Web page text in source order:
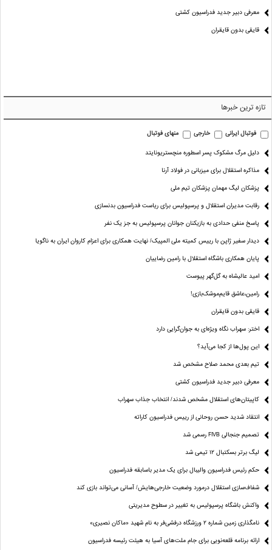
معرفی دبیر جدید فدراسیون کشتی
قایقی بدون قایقران
تازه ترین خبرها
فوتبال ایرانی خارجی منهای فوتبال
دلیل مرگ مشکوک پسر اسطوره منچستریونایتد
مذاکره استقلال برای میزبانی در فولاد آرنا
پزشکان لیگ مهمان پزشکان تیم ملی
رقابت مدیران استقلال و پرسپولیس برای ریاست فدراسیون بدنسازی
پاسخ منفی حدادی به بازیکنان جوانان پرسپولیس به جز یک نفر
دیدار سفیر ژاپن با رییس کمیته ملی المپیک/ نهایت همکاری برای اعزام کاروان ایران به ناگویا
پایان همکاری باشگاه استقلال با رامین رضاییان
امید عالیشاه به گل‌گهر پیوست
رامین،عاشق قایم‌موشک‌بازی!
قایقی بدون قایقران
اختر: سهراب نگاه ویژه‌ای به جوان‌گرایی دارد
این پول‌ها از کجا می‌آید؟
تیم بعدی محمد صلاح مشخص شد
معرفی دبیر جدید فدراسیون کشتی
کاپیتان‌های استقلال مشخص شدند/ انتخاب جذاب سهراب
انتقاد شدید حسن روحانی از رییس فدراسیون کاراته
تصمیم جنجالی FIVB رسمی شد
لیگ برتر بسکتبال ۱۲ تیمی شد
حکم رئیس فدراسیون والیبال برای یک مدیر باسابقه فدراسیون
شفاف‌سازی استقلال درمورد وضعیت خارجی‌هایش/ آسانی می‌تواند بازی کند
واکنش باشگاه پرسپولیس به تغییر در سطوح مدیریتی
نامگذاری زمین شماره ۲ ورزشگاه درفشی‌فر به نام شهید «ماکان نصیری»
ارائه برنامه‌ قلعه‌نویی برای جام ملت‌های آسیا به هیئت رئیسه فدراسیون